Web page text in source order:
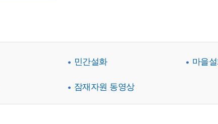
민간설화 마을
잠재자원 동영상